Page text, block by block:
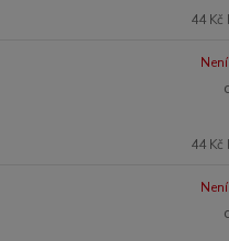
44 Kč
44 Kč